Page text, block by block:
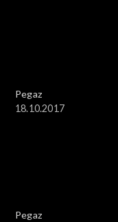
Pegaz
18.10.2017
Pegaz